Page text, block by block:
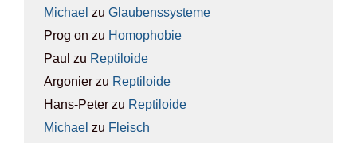
Michael zu Glau­bens­sys­te­me
Prog on zu Homo­pho­bie
Paul zu Rep­ti­lo­ide
Argonier zu Rep­ti­lo­ide
Hans-Peter zu Rep­ti­lo­ide
Michael zu Fleisch